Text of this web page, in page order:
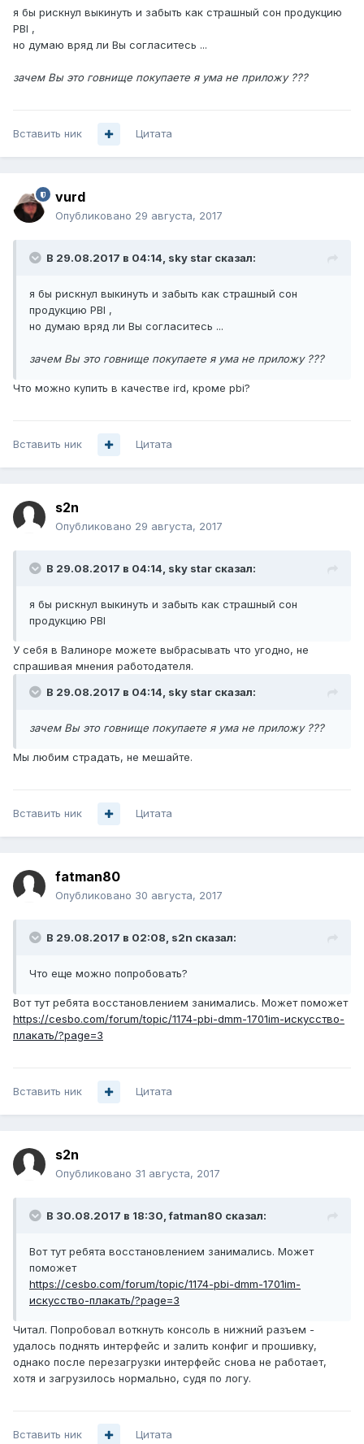
я бы рискнул выкинуть и забыть как страшный сон продукцию
PBI ,
но думаю вряд ли Вы согласитесь ...
зачем Вы это говнище покупаете я ума не приложу ???
Вставить ник Цитата
vurd
Опубликовано 29 августа, 2017
В 29.08.2017 в 04:14, sky star сказал:
я бы рискнул выкинуть и забыть как страшный сон
продукцию PBI ,
но думаю вряд ли Вы согласитесь ...
зачем Вы это говнище покупаете я ума не приложу ???
Что можно купить в качестве ird, кроме pbi?
Вставить ник Цитата
s2n
Опубликовано 29 августа, 2017
В 29.08.2017 в 04:14, sky star сказал:
я бы рискнул выкинуть и забыть как страшный сон
продукцию PBI
У себя в Валиноре можете выбрасывать что угодно, не
спрашивая мнения работодателя.
В 29.08.2017 в 04:14, sky star сказал:
зачем Вы это говнище покупаете я ума не приложу ???
Мы любим страдать, не мешайте.
Вставить ник Цитата
fatman80
Опубликовано 30 августа, 2017
В 29.08.2017 в 02:08, s2n сказал:
Что еще можно попробовать?
Вот тут ребята восстановлением занимались. Может поможет
https://cesbo.com/forum/topic/1174-pbi-dmm-1701im-искусство-
плакать/?page=3
Вставить ник Цитата
s2n
Опубликовано 31 августа, 2017
В 30.08.2017 в 18:30,fatman80 сказал:
Вот тут ребята восстановлением занимались. Может
поможет
https://cesbo.com/forum/topic/1174-pbi-dmm-1701im-
искусство-плакать/?page=3
Читал. Попробовал воткнуть консоль в нижний разъем -
удалось поднять интерфейс и залить конфиг и прошивку,
однако после перезагрузки интерфейс снова не работает,
хотя и загрузилось нормально, судя по логу.
Вставить ник Цитата